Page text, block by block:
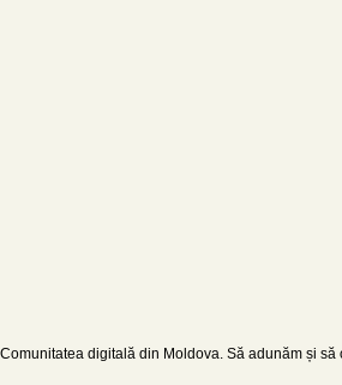
Comunitatea digitală din Moldova. Să adunăm și